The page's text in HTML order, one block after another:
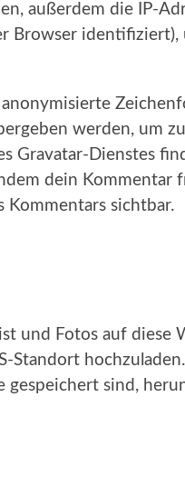
außerdem die IP-
Browser identifiziert),
werden, um
Gravatar-Dienstes
dein Kommentar
sichtbar.
und Fotos auf diese
Standort
gespeichert sind,